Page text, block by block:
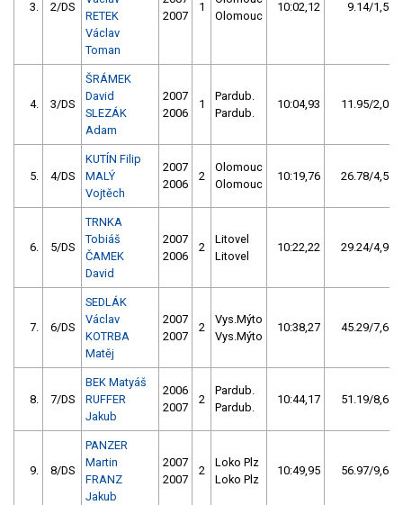
3. 2/DS
RETEK
Václav
Toman
2007
1
Olomouc
10:02,12 9.14/1,5
4. 3/DS
ŠRÁMEK
David
SLEZÁK
Adam
2007
2006
1
Pardub.
Pardub.
10:04,93 11.95/2,0
5. 4/DS
KUTÍN Filip
MALÝ
Vojtěch
2007
2006
2
Olomouc
Olomouc
10:19,76 26.78/4,5
6. 5/DS
TRNKA
Tobiáš
ČAMEK
David
2007
2006
2
Litovel
Litovel
10:22,22 29.24/4,9
7. 6/DS
SEDLÁK
Václav
KOTRBA
Matěj
2007
2007
2
Vys.Mýto
Vys.Mýto
10:38,27 45.29/7,6
8. 7/DS
BEK Matyáš
RUFFER
Jakub
2006
2007
2
Pardub.
Pardub.
10:44,17 51.19/8,6
9. 8/DS
PANZER
Martin
FRANZ
Jakub
2007
2007
2
Loko Plz
Loko Plz
10:49,95 56.97/9,6